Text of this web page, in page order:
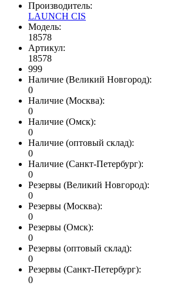
Производитель:
LAUNCH CIS
Модель:
18578
Артикул:
18578
999
Наличие (Великий Новгород):
0
Наличие (Москва):
0
Наличие (Омск):
0
Наличие (оптовый склад):
0
Наличие (Санкт-Петербург):
0
Резервы (Великий Новгород):
0
Резервы (Москва):
0
Резервы (Омск):
0
Резервы (оптовый склад):
0
Резервы (Санкт-Петербург):
0